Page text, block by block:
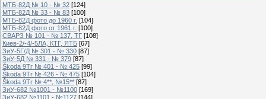
МТБ-82Д № 10 - № 32 [124]
МТБ-82Д № 33 - № 83 [100]
МТБ-82Д фото до 1960 г. [104]
МТБ-82Д фото от 1961 г. [100]
СВАРЗ № 101 - № 137, ТГ [108]
Киев-2/-4/-5ЛА, КТГ, ЯТБ [67]
ЗиУ-5Г/Д № 301 - № 330 [87]
ЗиУ-5Д № 331 - № 379 [87]
Škoda 9Tr № 401 - № 425 [99]
Škoda 9Tr № 426 - № 475 [104]
Škoda 9Tr № 4**, №15** [87]
ЗиУ-682 №1001 - №1100 [169]
ЗиУ-682 №1101 - №1127 [144]